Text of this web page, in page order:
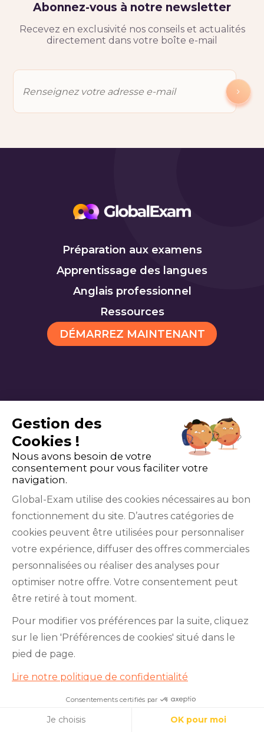
Apprenez l’italien avec nous !
Abonnez-vous à notre newsletter
Recevez en exclusivité nos conseils et actualités
directement dans votre boîte e-mail
Préparation aux examens
Apprentissage des langues
Anglais professionnel
Ressources
DÉMARREZ MAINTENANT
Facebook Twitter LinkedIn YouTube
GlobalExam n’entretient aucun lien avec les
institutions qui gèrent les examens officiels du
BRIGHT English, de l’IELTS, du TOEFL ITP®, des
Cambridge B2 First et C1 Advanced, du TOEIC
Bridge™, du HSK®, du BRIGHT Español, du DELE,
Gestion des
Cookies !
Nous avons besoin de votre
consentement pour vous faciliter votre
navigation.
Global-Exam utilise des cookies nécessaires au bon
fonctionnement du site. D’autres catégories de
cookies peuvent être utilisées pour personnaliser
votre expérience, diffuser des offres commerciales
personnalisées ou réaliser des analyses pour
optimiser notre offre. Votre consentement peut
être retiré à tout moment.
Pour modifier vos préférences par la suite, cliquez
sur le lien 'Préférences de cookies' situé dans le
pied de page.
Lire notre politique de confidentialité
Consentements certifiés par
Je choisis OK pour moi
Cookies